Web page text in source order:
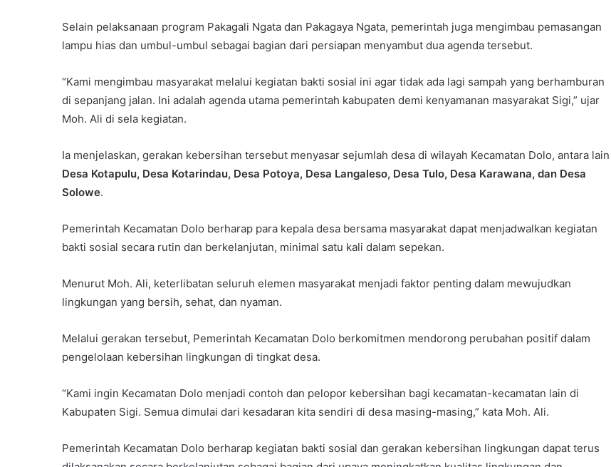
Selain pelaksanaan program Pakagali Ngata dan Pakagaya Ngata, pemerintah juga mengimbau pemasangan
lampu hias dan umbul-umbul sebagai bagian dari persiapan menyambut dua agenda tersebut.
“Kami mengimbau masyarakat melalui kegiatan bakti sosial ini agar tidak ada lagi sampah yang berhamburan
di sepanjang jalan. Ini adalah agenda utama pemerintah kabupaten demi kenyamanan masyarakat Sigi,” ujar
Moh. Ali di sela kegiatan.
Ia menjelaskan, gerakan kebersihan tersebut menyasar sejumlah desa di wilayah Kecamatan Dolo, antara lain
Desa Kotapulu, Desa Kotarindau, Desa Potoya, Desa Langaleso, Desa Tulo, Desa Karawana, dan Desa
Solowe.
Pemerintah Kecamatan Dolo berharap para kepala desa bersama masyarakat dapat menjadwalkan kegiatan
bakti sosial secara rutin dan berkelanjutan, minimal satu kali dalam sepekan.
Menurut Moh. Ali, keterlibatan seluruh elemen masyarakat menjadi faktor penting dalam mewujudkan
lingkungan yang bersih, sehat, dan nyaman.
Melalui gerakan tersebut, Pemerintah Kecamatan Dolo berkomitmen mendorong perubahan positif dalam
pengelolaan kebersihan lingkungan di tingkat desa.
“Kami ingin Kecamatan Dolo menjadi contoh dan pelopor kebersihan bagi kecamatan-kecamatan lain di
Kabupaten Sigi. Semua dimulai dari kesadaran kita sendiri di desa masing-masing,” kata Moh. Ali.
Pemerintah Kecamatan Dolo berharap kegiatan bakti sosial dan gerakan kebersihan lingkungan dapat terus